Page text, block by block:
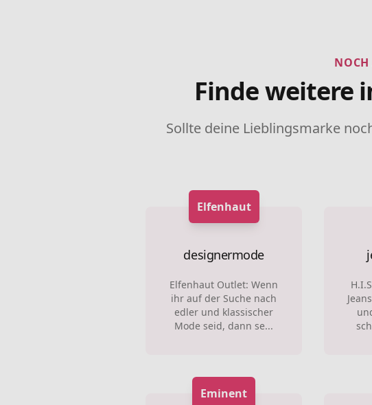
NOCH
Finde weitere
Sollte deine Lieblingsmarke
Elfenhaut
designermode
Elfenhaut Outlet: Wenn
ihr auf der Suche nach
edler und klassischer
Mode seid, dann se...
Eminent